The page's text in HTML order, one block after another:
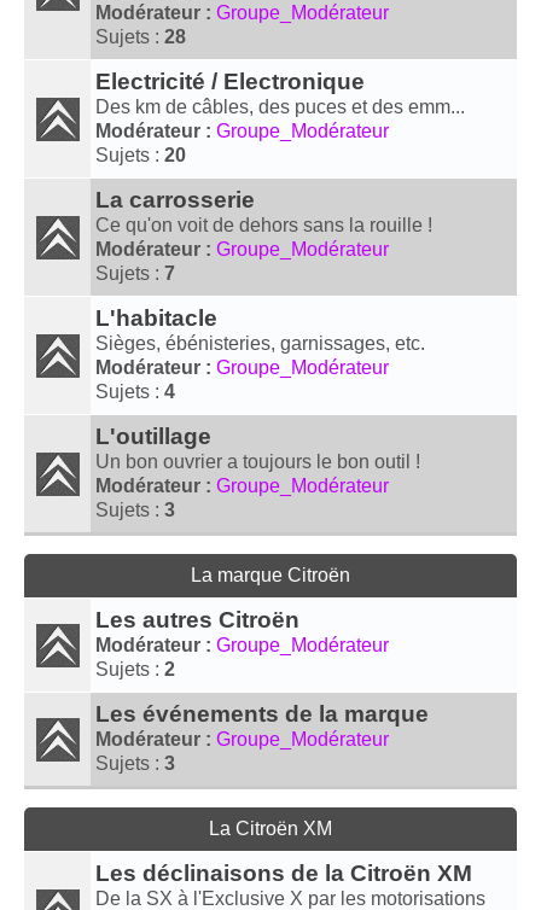
Modérateur : Groupe_Modérateur
Sujets : 28
Electricité / Electronique
Des km de câbles, des puces et des emm...
Modérateur : Groupe_Modérateur
Sujets : 20
La carrosserie
Ce qu'on voit de dehors sans la rouille !
Modérateur : Groupe_Modérateur
Sujets : 7
L'habitacle
Sièges, ébénisteries, garnissages, etc.
Modérateur : Groupe_Modérateur
Sujets : 4
L'outillage
Un bon ouvrier a toujours le bon outil !
Modérateur : Groupe_Modérateur
Sujets : 3
La marque Citroën
Les autres Citroën
Modérateur : Groupe_Modérateur
Sujets : 2
Les événements de la marque
Modérateur : Groupe_Modérateur
Sujets : 3
La Citroën XM
Les déclinaisons de la Citroën XM
De la SX à l'Exclusive X par les motorisations